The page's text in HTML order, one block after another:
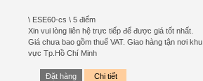
\ ESE60-cs \ 5 điểm
Xin vui lòng liên hệ trực tiếp để được giá tốt nhất.
Giá chưa bao gồm thuế VAT. Giao hàng tận nơi khu
vực Tp.Hồ Chí Minh
Đặt hàng Chi tiết